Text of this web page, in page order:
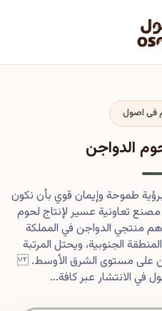
فى اصول
الدواجن
رحلتنا في أصول عام 2013 برؤية طموحة وإيمان قوي بأن نكون
مصنع تعاونية عسير لإنتاج لحوم
منتجي الدواجن في المملكة
الجنوبية، ويحتل المرتبة
على مستوى الشرق الأوسط.
في الانتشار عبر كافة...